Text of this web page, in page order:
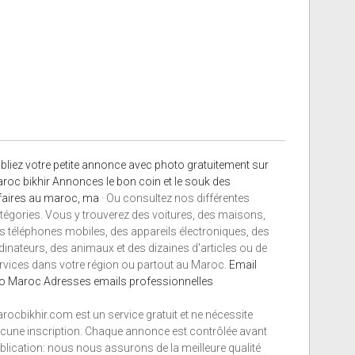
votre petite annonce avec photo gratuitement sur
bikhir Annonces le bon coin et le souk des
au maroc, ma · Ou consultez nos différentes
Vous y trouverez des voitures, des maisons,
téléphones mobiles, des appareils électroniques, des
des animaux et des dizaines d'articles ou de
dans votre région ou partout au Maroc. Email
Maroc Adresses emails professionnelles
est un service gratuit et ne nécessite
inscription. Chaque annonce est contrôlée avant
nous nous assurons de la meilleure qualité